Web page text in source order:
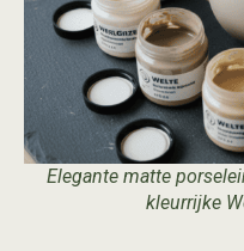
Elegante matte
kleurrijke